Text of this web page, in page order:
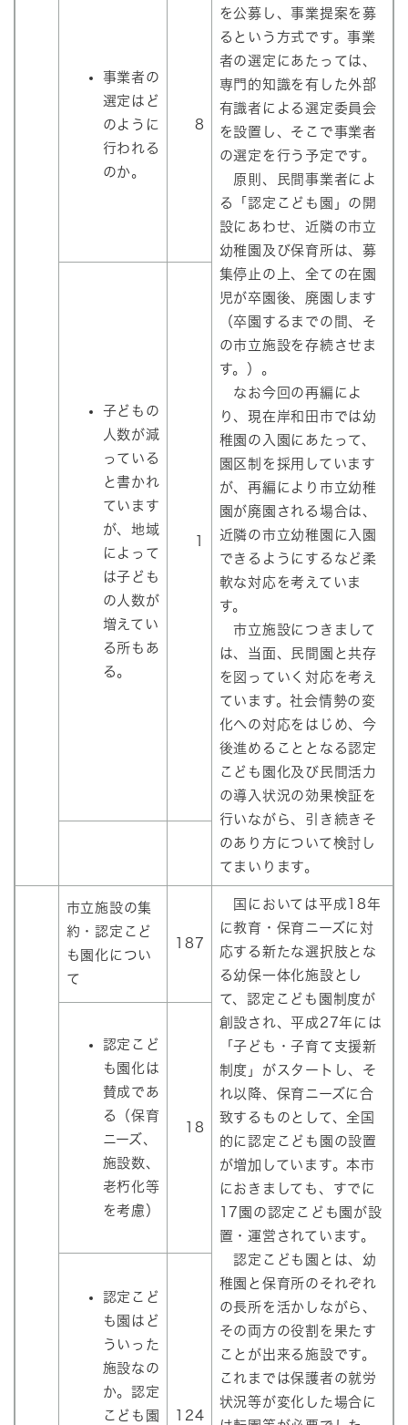
を公募し、事業提案を募
るという方式です。事業
者の選定にあたっては、
専門的知識を有した外部
有識者による選定委員会
を設置し、そこで事業者
の選定を行う予定です。
原則、民間事業者によ
る「認定こども園」の開
設にあわせ、近隣の市立
幼稚園及び保育所は、募
集停止の上、全ての在園
児が卒園後、廃園します
（卒園するまでの間、そ
の市立施設を存続させま
す。）。
なお今回の再編によ
り、現在岸和田市では幼
稚園の入園にあたって、
園区制を採用しています
が、再編により市立幼稚
園が廃園される場合は、
近隣の市立幼稚園に入園
できるようにするなど柔
軟な対応を考えていま
す。
市立施設につきまして
は、当面、民間園と共存
を図っていく対応を考え
ています。社会情勢の変
化への対応をはじめ、今
後進めることとなる認定
こども園化及び民間活力
の導入状況の効果検証を
行いながら、引き続きそ
のあり方について検討し
てまいります。
事業者の
選定はど
のように
行われる
のか。
8
子どもの
人数が減
っている
と書かれ
ています
が、地域
によって
は子ども
の人数が
増えてい
る所もあ
る。
1
市立施設の集
約・認定こど
も園化につい
て
187
国においては平成18年
に教育・保育ニーズに対
応する新たな選択肢とな
る幼保一体化施設とし
て、認定こども園制度が
創設され、平成27年には
「子ども・子育て支援新
制度」がスタートし、そ
れ以降、保育ニーズに合
致するものとして、全国
的に認定こども園の設置
が増加しています。本市
におきましても、すでに
17園の認定こども園が設
置・運営されています。
認定こども園とは、幼
稚園と保育所のそれぞれ
の長所を活かしながら、
その両方の役割を果たす
ことが出来る施設です。
これまでは保護者の就労
状況等が変化した場合に
認定こど
も園化は
賛成であ
る（保育
ニーズ、
施設数、
老朽化等
を考慮）
18
認定こど
も園はど
ういった
施設なの
か。認定
こども園
124